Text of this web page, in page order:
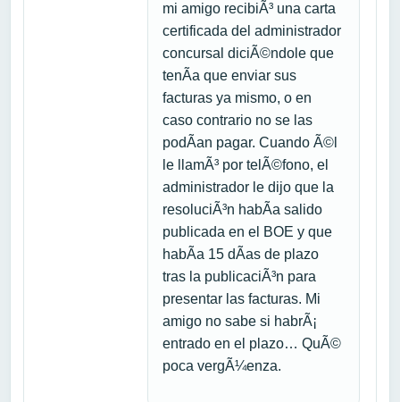
mi amigo recibiÃ³ una carta
certificada del administrador
concursal diciÃ©ndole que
tenÃ­a que enviar sus
facturas ya mismo, o en
caso contrario no se las
podÃ­an pagar. Cuando Ã©l
le llamÃ³ por telÃ©fono, el
administrador le dijo que la
resoluciÃ³n habÃ­a salido
publicada en el BOE y que
habÃ­a 15 dÃ­as de plazo
tras la publicaciÃ³n para
presentar las facturas. Mi
amigo no sabe si habrÃ¡
entrado en el plazo… QuÃ©
poca vergÃ¼enza.